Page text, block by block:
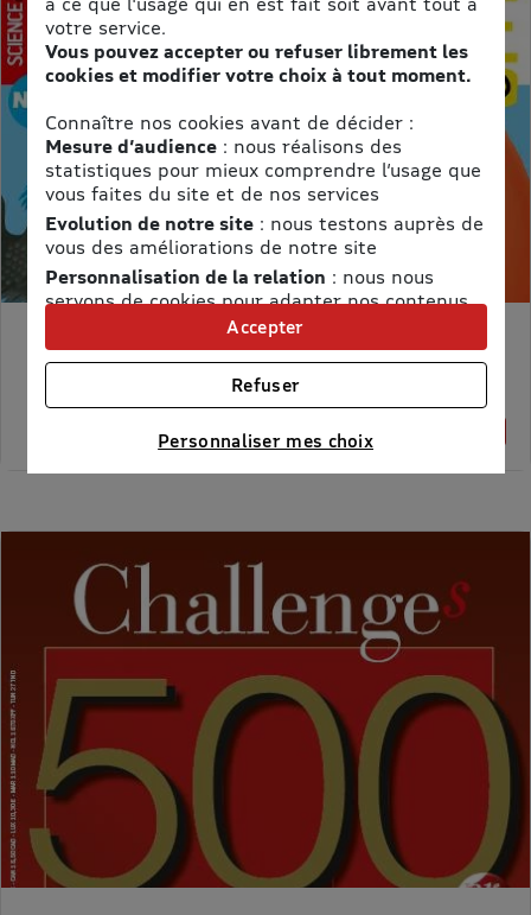
MON PETIT SCIENCE ET VIE AVEC NANO
Prix kiosque :
votre service.
Vous pouvez accepter ou refuser librement les
cookies et modifier votre choix à tout moment.
Connaître nos cookies avant de décider :
Mesure d’audience: nous réalisons des
statistiques pour mieux comprendre l’usage que
vous faites du site et de nos services
Evolution de notre site: nous testons auprès de
vous des améliorations de notre site
Personnalisation de la relation : nous nous
servons de cookies pour adapter nos contenus
et personnaliser nos offres
Univers publicitaire: nous utilisons avec nos
partenaires des cookies pour afficher des
publicités personnalisées
Connaître notre politique cookies et la liste de nos
Personnaliser mes choix
Refuser
Accepter